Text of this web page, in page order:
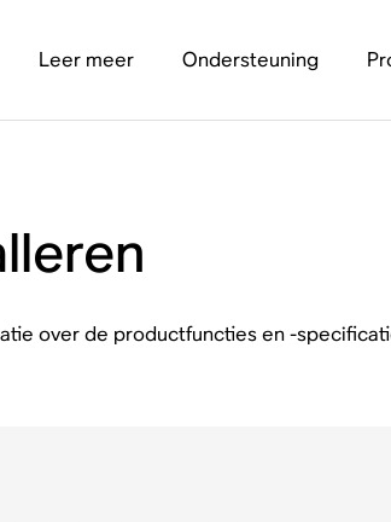
Leer meer Ondersteuning
over de productfuncties en -